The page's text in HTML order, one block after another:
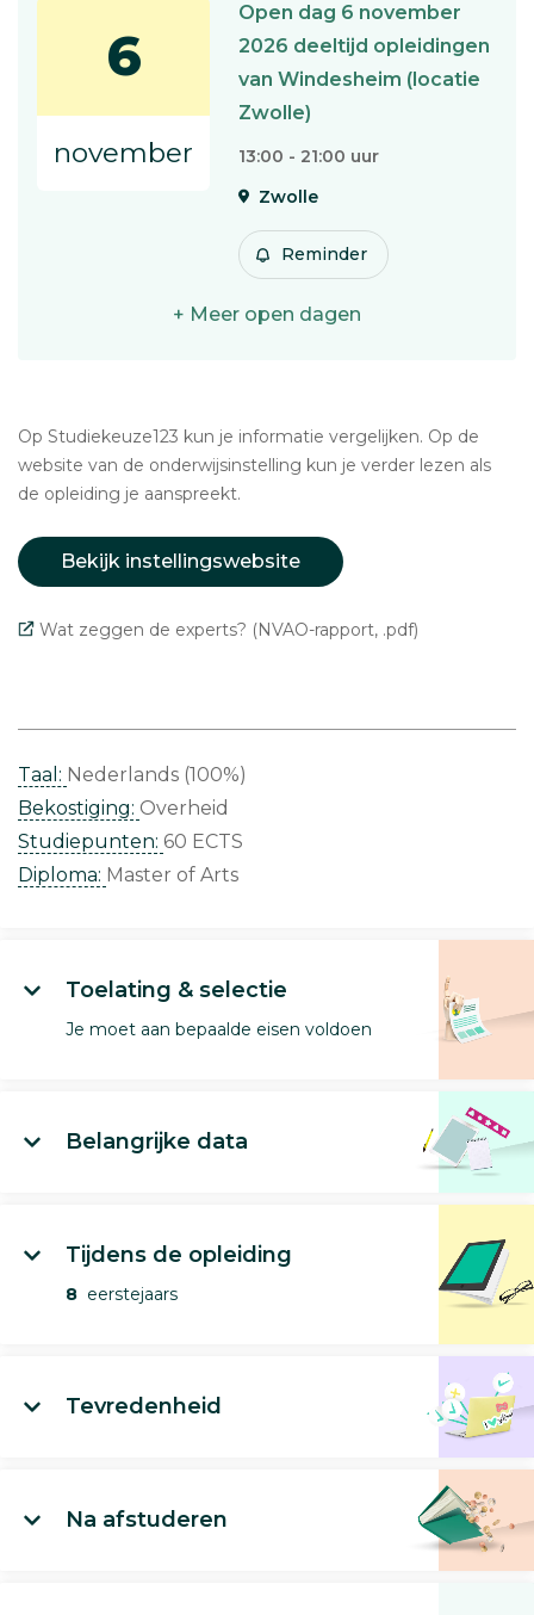
6
november
Open dag 6 november
2026 deeltijd opleidingen
van Windesheim (locatie
Zwolle)
13:00 - 21:00 uur
Zwolle
Reminder
+ Meer open dagen
Op Studiekeuze123 kun je informatie vergelijken. Op de
website van de onderwijsinstelling kun je verder lezen als
de opleiding je aanspreekt.
Bekijk instellingswebsite
Wat zeggen de experts? (NVAO-rapport, .pdf)
Taal: Nederlands (100%)
Bekostiging: Overheid
Studiepunten: 60 ECTS
Diploma: Master of Arts
Toelating & selectie
Je moet aan bepaalde eisen voldoen
Belangrijke data
Tijdens de opleiding
8 eerstejaars
Tevredenheid
Na afstuderen